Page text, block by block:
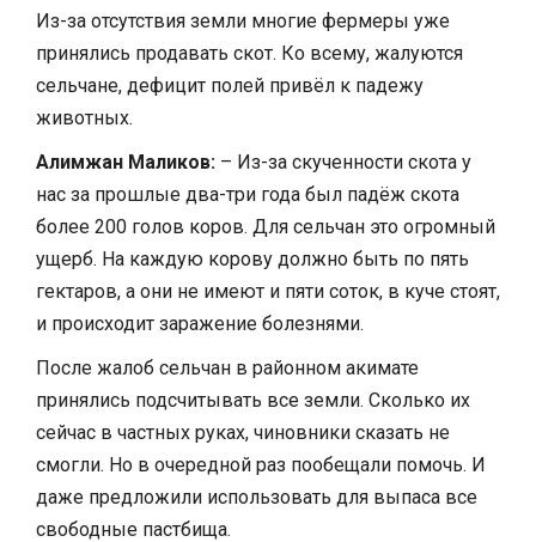
Из-за отсутствия земли многие фермеры уже
принялись продавать скот. Ко всему, жалуются
сельчане, дефицит полей привёл к падежу
животных.
Алимжан Маликов: – Из-за скученности скота у
нас за прошлые два-три года был падёж скота
более 200 голов коров. Для сельчан это огромный
ущерб. На каждую корову должно быть по пять
гектаров, а они не имеют и пяти соток, в куче стоят,
и происходит заражение болезнями.
После жалоб сельчан в районном акимате
принялись подсчитывать все земли. Сколько их
сейчас в частных руках, чиновники сказать не
смогли. Но в очередной раз пообещали помочь. И
даже предложили использовать для выпаса все
свободные пастбища.